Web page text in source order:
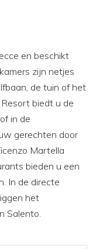
en beschikt
zijn netjes
de tuin of het
biedt u de
in de
gerechten door
Martella
bieden u een
In de directe
het
Salento.